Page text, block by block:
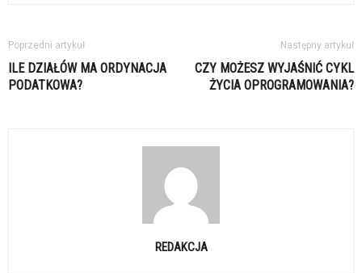
Poprzedni artykuł
ILE DZIAŁÓW MA ORDYNACJA
PODATKOWA?
Następny artykuł
CZY MOŻESZ WYJAŚNIĆ CYKL
ŻYCIA OPROGRAMOWANIA?
REDAKCJA